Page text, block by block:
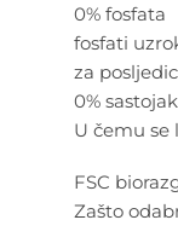
0% fosfata
fosfati
za
0%
U čemu se
FSC
Zašto